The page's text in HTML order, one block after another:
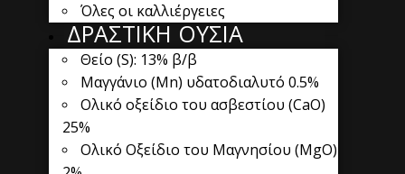
Όλες οι καλλιέργειες
ΔΡΑΣΤΙΚΗ ΟΥΣΙΑ
Θείο (S): 13% β/β
Μαγγάνιο (Mn) υδατοδιαλυτό 0.5%
Ολικό οξείδιο του ασβεστίου (CaO)
25%
Ολικό Οξείδιο του Μαγνησίου (MgO)